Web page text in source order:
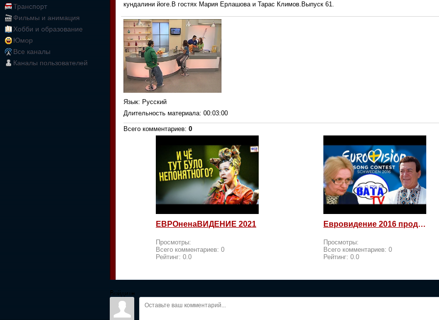
Транспорт
Фильмы и анимация
Хобби и образование
Юмор
Все каналы
Каналы пользователей
кундалини йоге.В гостях Мария Ерлашова и Тарас Климов.Выпуск 61.
Язык: Русский
Длительность материала: 00:03:00
Всего комментариев: 0
ЕВРОненаВИДЕНИЕ 2021
Просмотры:
Всего комментариев: 0
Рейтинг: 0.0
Евровидение 2016 продолжается! Россия возмущается и посылает
Просмотры:
Всего комментариев: 0
Рейтинг: 0.0
Войдите: